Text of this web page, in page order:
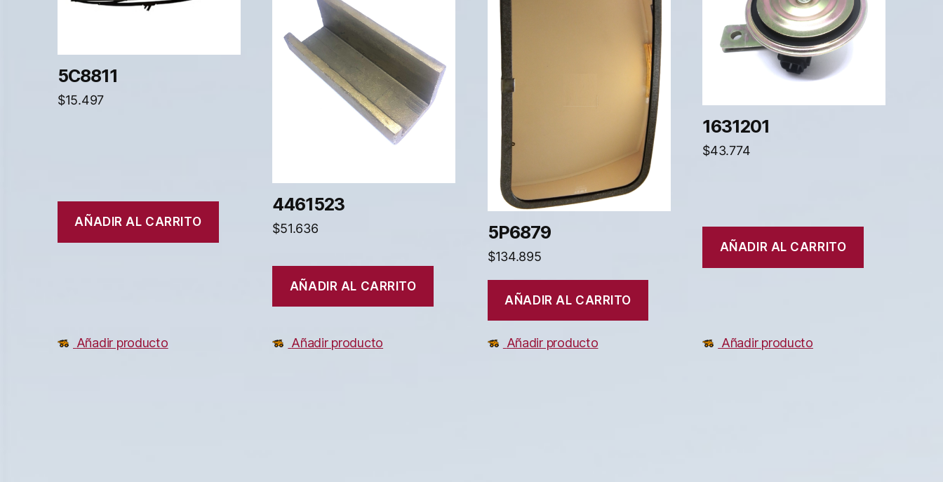
5C8811
$15.497
AÑADIR AL CARRITO
Añadir producto
4461523
$51.636
AÑADIR AL CARRITO
Añadir producto
5P6879
$134.895
AÑADIR AL CARRITO
Añadir producto
1631201
$43.774
AÑADIR AL CARRITO
Añadir producto